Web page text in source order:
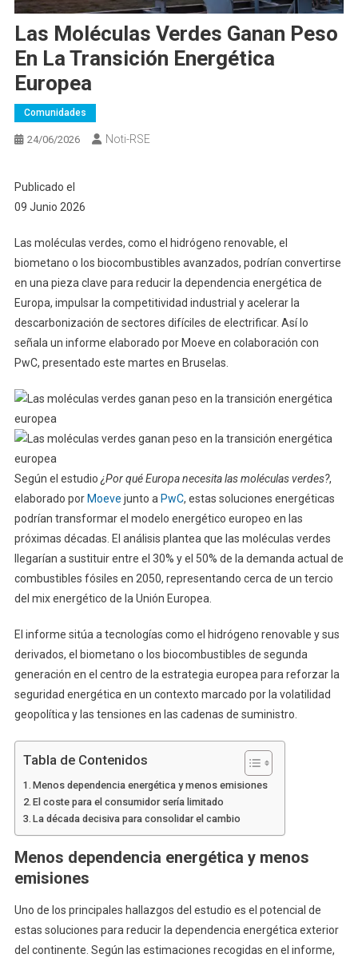
Las Moléculas Verdes Ganan Peso
En La Transición Energética
Europea
Comunidades
24/06/2026 Noti-RSE
Publicado el
09 Junio 2026
Las moléculas verdes, como el hidrógeno renovable, el
biometano o los biocombustibles avanzados, podrían convertirse
en una pieza clave para reducir la dependencia energética de
Europa, impulsar la competitividad industrial y acelerar la
descarbonización de sectores difíciles de electrificar. Así lo
señala un informe elaborado por Moeve en colaboración con
PwC, presentado este martes en Bruselas.
Según el estudio¿Por qué Europa necesita las moléculas verdes?,
elaborado por Moeve junto a PwC, estas soluciones energéticas
podrían transformar el modelo energético europeo en las
próximas décadas. El análisis plantea que las moléculas verdes
llegarían a sustituir entre el 30% y el 50% de la demanda actual de
combustibles fósiles en 2050, representando cerca de un tercio
del mix energético de la Unión Europea.
El informe sitúa a tecnologías como el hidrógeno renovable y sus
derivados, el biometano o los biocombustibles de segunda
generación en el centro de la estrategia europea para reforzar la
seguridad energética en un contexto marcado por la volatilidad
geopolítica y las tensiones en las cadenas de suministro.
Tabla de Contenidos
Menos dependencia energética y menos emisiones
El coste para el consumidor sería limitado
La década decisiva para consolidar el cambio
Menos dependencia energética y menos
emisiones
Uno de los principales hallazgos del estudio es el potencial de
estas soluciones para reducir la dependencia energética exterior
del continente. Según las estimaciones recogidas en el informe,